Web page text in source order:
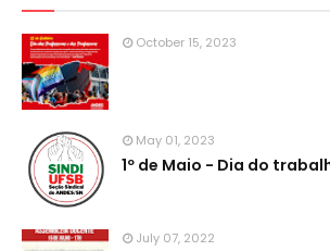
October 15, 2023
May 01, 2023
1º de Maio - Dia do
July 07, 2022